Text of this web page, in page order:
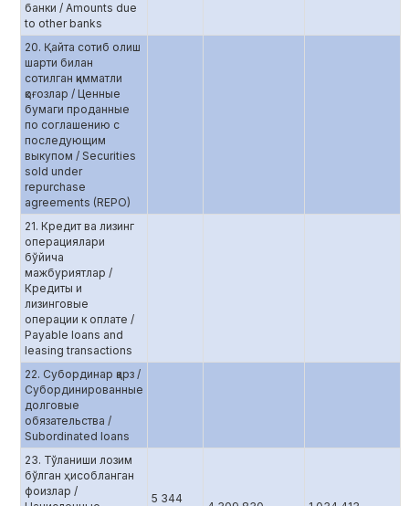
банки / Amounts due
to other banks
20. Қайта сотиб олиш
шарти билан
сотилган қимматли
қоғозлар / Ценные
бумаги проданные
по соглашению с
последующим
выкупом / Securities
sold under
repurchase
agreements (REPO)
21. Кредит ва лизинг
операциялари
бўйича
мажбуриятлар /
Кредиты и
лизинговые
операции к оплате /
Payable loans and
leasing transactions
22. Субординар қарз /
Субординированные
долговые
обязательства /
Subordinated loans
23. Тўланиши лозим
бўлган ҳисобланган
фоизлар /
5 344